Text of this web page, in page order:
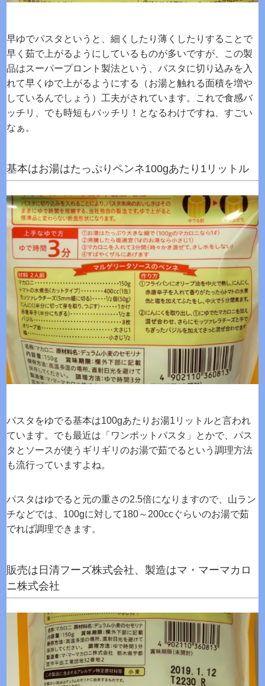
早ゆでパスタというと、細くしたり薄くしたりすることで
早く茹で上がるようにしているものが多いですが、この製
品はスーパープロント製法という、パスタに切り込みを入
れて早くゆで上がるようにする（お湯と触れる面積を増や
しているんでしょう）工夫がされています。これで食感バ
ッチリ、でも時短もバッチリ！となるわけですね、すごい
なぁ。
基本はお湯はたっぷりペンネ100gあたり1リットル
パスタをゆでる基本は100gあたりお湯1リットルと言われ
ています。でも最近は「ワンポットパスタ」とかで、パス
タとソースが使うギリギリのお湯で茹でるという調理方法
も流行っていますよね。
パスタはゆでると元の重さの2.5倍になりますので、山ラン
チなどでは、100gに対して180～200ccぐらいのお湯で茹
でれば調理できます。
販売は日清フーズ株式会社、製造はマ・マーマカロ
ニ株式会社